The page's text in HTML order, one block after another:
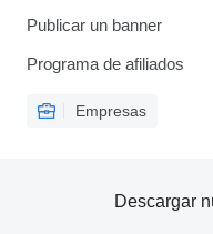
Publicar un banner
Programa de afiliados
Empresas
Descargar